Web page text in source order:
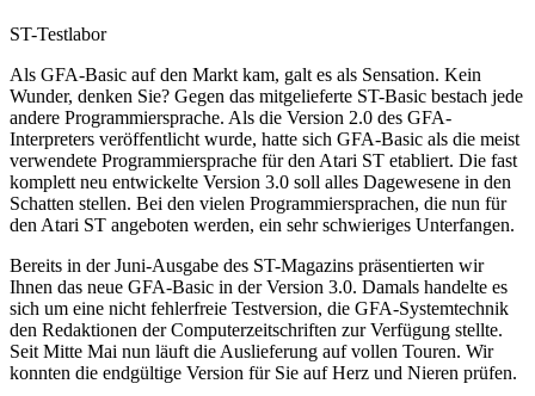
ST-Testlabor
Als GFA-Basic auf den Markt kam, galt es als Sensation. Kein
Wunder, denken Sie? Gegen das mitgelieferte ST-Basic bestach jede
andere Programmiersprache. Als die Version 2.0 des GFA-
Interpreters veröffentlicht wurde, hatte sich GFA-Basic als die meist
verwendete Programmiersprache für den Atari ST etabliert. Die fast
komplett neu entwickelte Version 3.0 soll alles Dagewesene in den
Schatten stellen. Bei den vielen Programmiersprachen, die nun für
den Atari ST angeboten werden, ein sehr schwieriges Unterfangen.
Bereits in der Juni-Ausgabe des ST-Magazins präsentierten wir
Ihnen das neue GFA-Basic in der Version 3.0. Damals handelte es
sich um eine nicht fehlerfreie Testversion, die GFA-Systemtechnik
den Redaktionen der Computerzeitschriften zur Verfügung stellte.
Seit Mitte Mai nun läuft die Auslieferung auf vollen Touren. Wir
konnten die endgültige Version für Sie auf Herz und Nieren prüfen.